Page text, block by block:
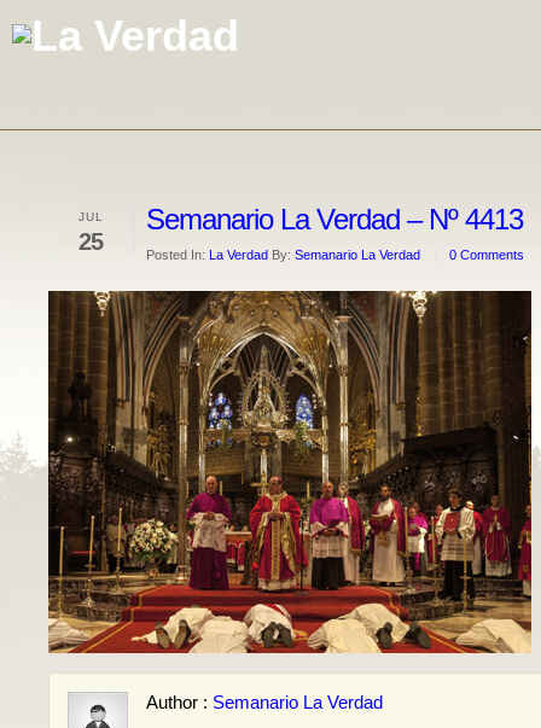
JUL
25
Semanario La Verdad – Nº 4413
Posted In: La Verdad By: Semanario La Verdad 0 Comments
Author : Semanario La Verdad